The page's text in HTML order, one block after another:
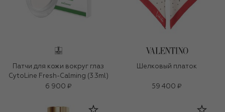
Патчи для кожи вокруг глаз
CytoLine Fresh-Calming (3.3ml)
6 900 ₽
Шелковый платок
59 400 ₽